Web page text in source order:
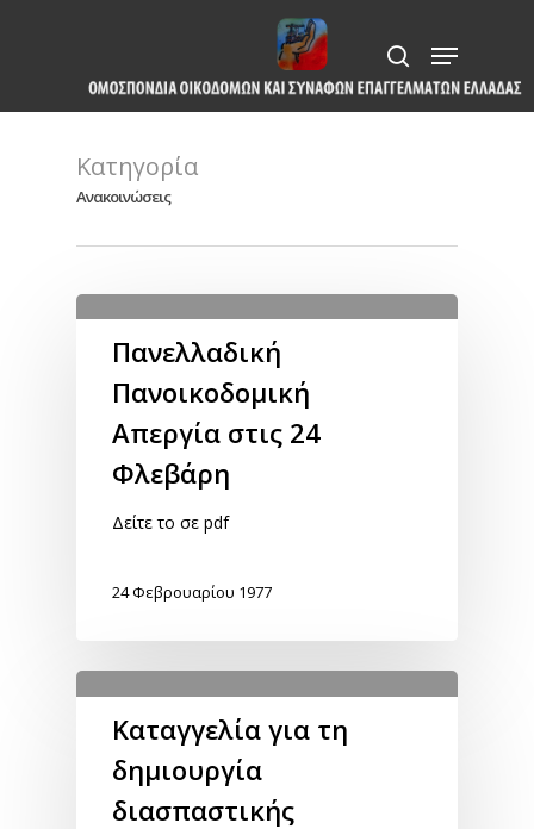
content
search
Menu
Κατηγορία
Ανακοινώσεις
Πανελλαδική
Πανοικοδομική
Απεργία στις 24
Φλεβάρη
Δείτε το σε pdf
24 Φεβρουαρίου 1977
Καταγγελία για τη
δημιουργία
διασπαστικής